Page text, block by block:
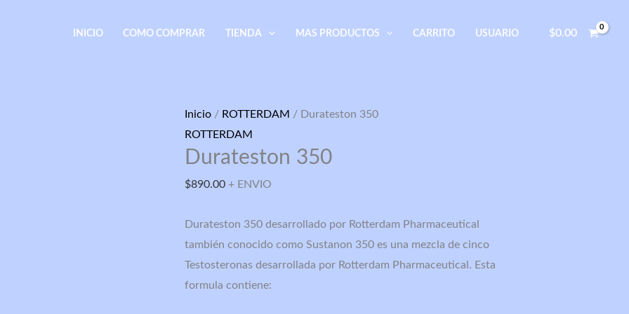
INICIO COMO COMPRAR TIENDA MAS PRODUCTOS CARRITO USUARIO $0.00
Inicio / ROTTERDAM / Durateston 350
ROTTERDAM
Durateston 350
$890.00 + ENVIO
Durateston 350 desarrollado por Rotterdam Pharmaceutical
también conocido como Sustanon 350 es una mezcla de cinco
Testosteronas desarrollada por Rotterdam Pharmaceutical. Esta
formula contiene:
Durateston
350
cantidad